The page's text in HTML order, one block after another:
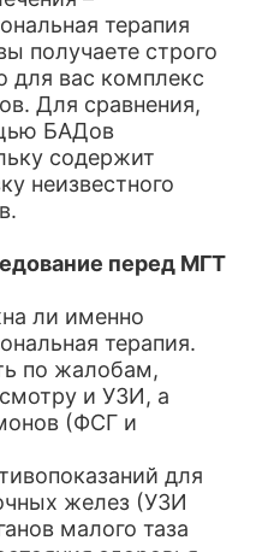
терапия
получаете строго
для вас комплекс
Для сравнения,
БАДов
содержит
неизвестного
перед МГТ
ли именно
терапия.
по жалобам,
и УЗИ, а
(ФСГ и
для
желез (УЗИ
малого таза